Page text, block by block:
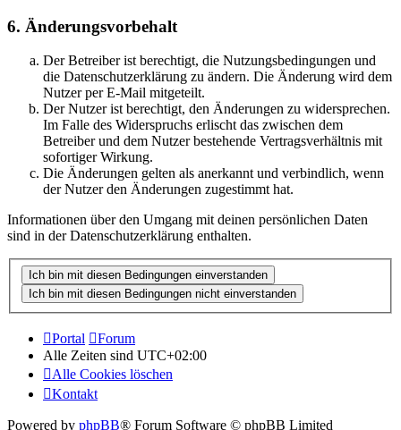
6. Änderungsvorbehalt
Der Betreiber ist berechtigt, die Nutzungsbedingungen und
die Datenschutzerklärung zu ändern. Die Änderung wird dem
Nutzer per E-Mail mitgeteilt.
Der Nutzer ist berechtigt, den Änderungen zu widersprechen.
Im Falle des Widerspruchs erlischt das zwischen dem
Betreiber und dem Nutzer bestehende Vertragsverhältnis mit
sofortiger Wirkung.
Die Änderungen gelten als anerkannt und verbindlich, wenn
der Nutzer den Änderungen zugestimmt hat.
Informationen über den Umgang mit deinen persönlichen Daten
sind in der Datenschutzerklärung enthalten.
Portal
Forum
Alle Zeiten sind UTC+02:00
Alle Cookies löschen
Kontakt
Powered by phpBB® Forum Software © phpBB Limited